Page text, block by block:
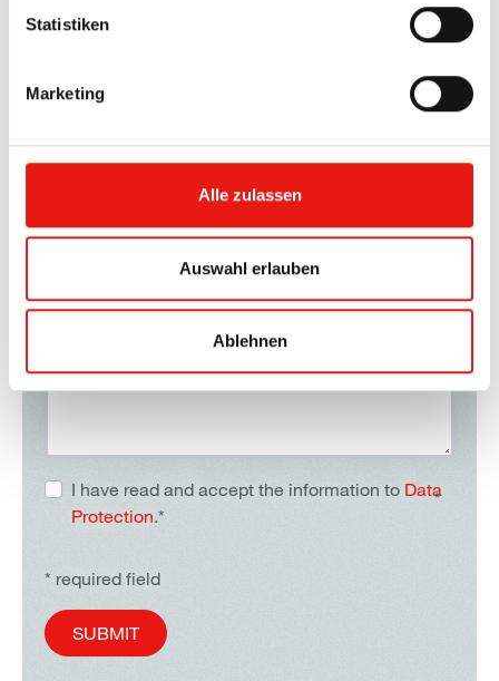
Statistiken
Marketing
Alle zulassen
Auswahl erlauben
Ablehnen
E-Mail *
Phone
I have read and accept the information to Data
Protection.*
*
* required field
SUBMIT